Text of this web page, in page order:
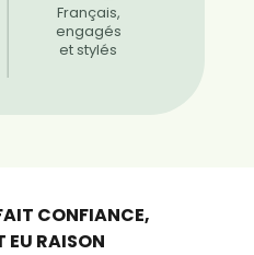
Français,
engagés
et stylés
CONFIANCE,
EU RAISON